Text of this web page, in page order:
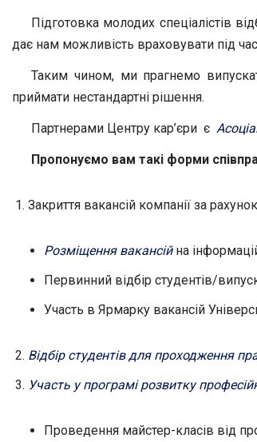
Підготовка молодих спеціалістів
дає нам можливість враховувати під
Таким чином, ми прагнемо
приймати нестандартні рішення.
Партнерами Центру кар’єри є
Пропонуємо вам такі форми
Закриття вакансій компанії за
Розміщення вакансій на
Первинний відбір студентів/
Участь в Ярмарку вакансій
Відбір студентів для проходження
Участь у програмі розвитку
Проведення майстер-класів від